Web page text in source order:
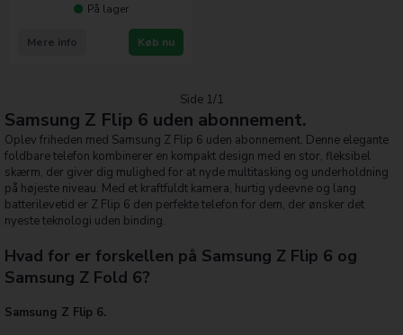
På lager
Køb nu
Mere info
Side 1/1
Samsung Z Flip 6 uden abonnement.
Oplev friheden med Samsung Z Flip 6 uden abonnement. Denne elegante
foldbare telefon kombinerer en kompakt design med en stor, fleksibel
skærm, der giver dig mulighed for at nyde multitasking og underholdning
på højeste niveau. Med et kraftfuldt kamera, hurtig ydeevne og lang
batterilevetid er Z Flip 6 den perfekte telefon for dem, der ønsker det
nyeste teknologi uden binding.
Hvad for er forskellen på Samsung Z Flip 6 og
Samsung Z Fold 6?
Samsung Z Flip 6.